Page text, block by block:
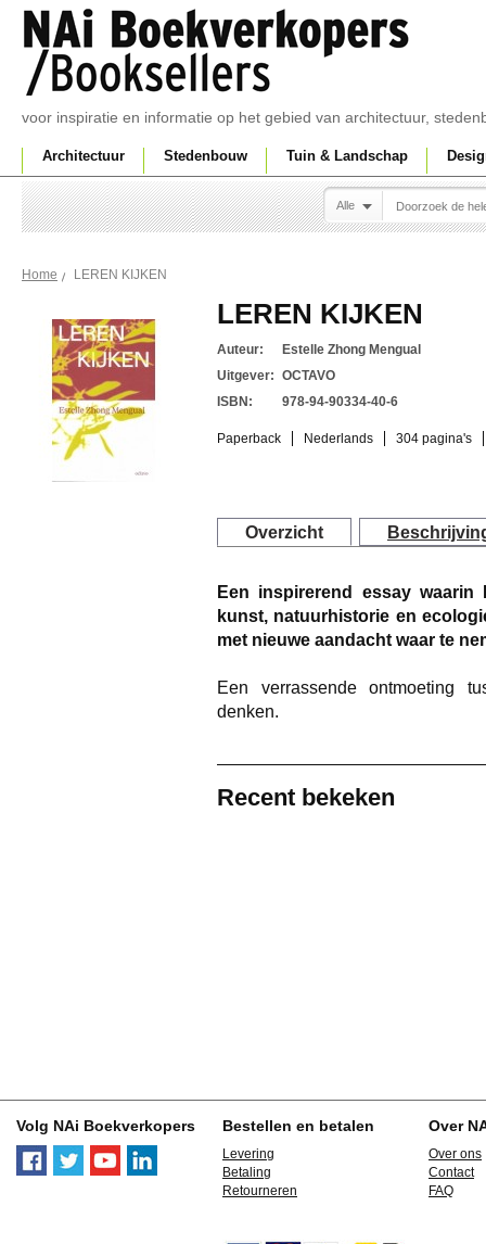
voor inspiratie en informatie op het gebied van architectuur,
Architectuur Stedenbouw Tuin & Landschap
Alle
Home LEREN KIJKEN
LEREN KIJKEN
Auteur:
Estelle Zhong Mengual
Uitgever: OCTAVO
ISBN:
978-94-90334-40-6
Paperback Nederlands 304 pagina's
Overzicht
Een inspirerend essay
kunst, natuurhistorie en
met nieuwe aandacht waar te
Een verrassende ontmoeting
denken.
Recent bekeken
Volg NAi Boekverkopers Bestellen en betalen
Levering
Betaling
Retourneren
Over
Over ons
Contact
FAQ